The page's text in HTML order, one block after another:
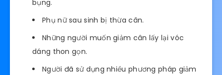
bụng.
Phụ nữ sau sinh bị thừa cân.
Những người muốn giảm cân lấy lại vóc
dáng thon gọn.
Người đã sử dụng nhiều phương pháp giảm